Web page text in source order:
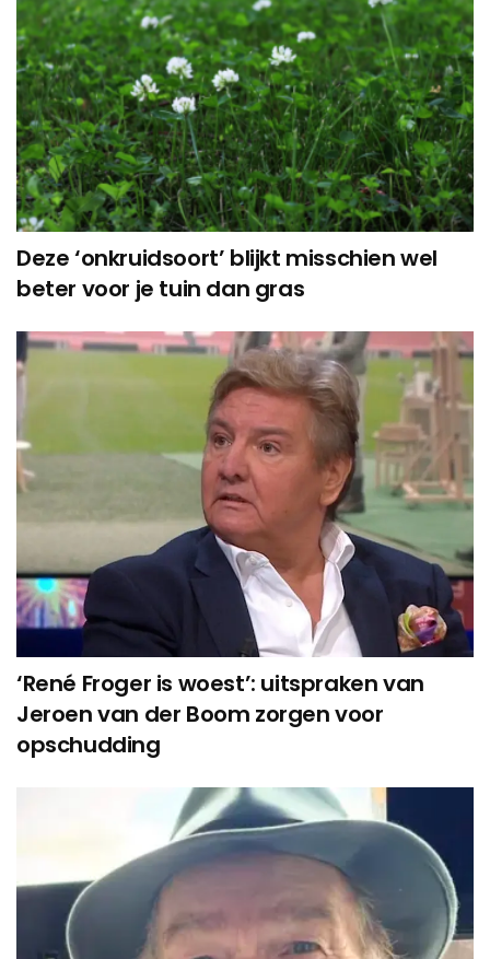
Deze ‘onkruidsoort’ blijkt misschien wel
beter voor je tuin dan gras
‘René Froger is woest’: uitspraken van
Jeroen van der Boom zorgen voor
opschudding